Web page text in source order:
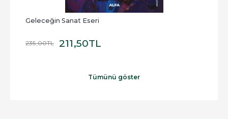
Geleceğin Sanat Eseri
235,00TL 211,50TL
Tümünü göster